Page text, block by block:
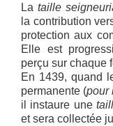
Lataille
la contribution
protection aux
Elle est
perçu sur chaque
En 1439, quand
permanente (pour
il instaure une
et sera collectée